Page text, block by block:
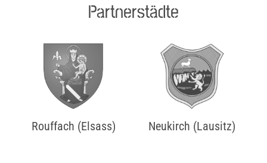
Partnerstädte
Rouffach (Elsass) Neukirch (Lausitz)